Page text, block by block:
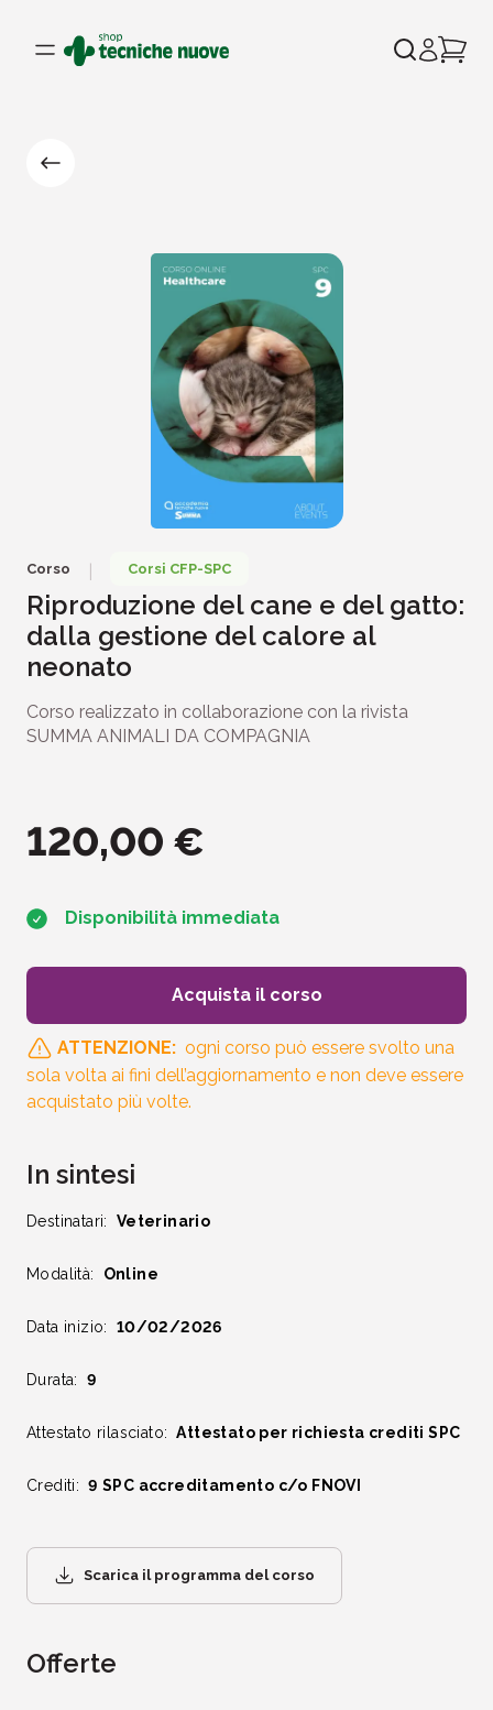
Corso Corsi CFP-SPC
Riproduzione del cane e del gatto:
dalla gestione del calore al
neonato
Corso realizzato in collaborazione con la rivista
SUMMA ANIMALI DA COMPAGNIA
120,00 €
Disponibilità immediata
Acquista il corso
ATTENZIONE: ogni corso può essere svolto una
sola volta ai fini dell’aggiornamento e non deve essere
acquistato più volte.
In sintesi
Destinatari: Veterinario
Modalità: Online
Data inizio: 10/02/2026
Durata: 9
Attestato rilasciato: Attestato per richiesta crediti SPC
Crediti: 9 SPC accreditamento c/o FNOVI
Scarica il programma del corso
Offerte